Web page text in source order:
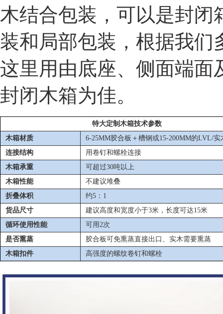
木结合包装，可以是封闭
装和局部包装，根据我们
这里用由底座、侧面端面
封闭木箱为佳。
特大定制木箱技术参数
木箱材质
6-25MM胶合板＋槽钢或15-200MM的LVL/实
连接结构
用卷钉和螺栓连接
木箱承重
可超过30吨以上
木箱性能
不建议堆叠
折叠体积
约5：1
货品尺寸
建议高度和宽度小于3米，长度可达15米
循环使用性能
可用2次
是否熏蒸
胶合板可免熏蒸直接出口、实木需要熏蒸
木箱扣件
高强度的螺纹卷钉和螺栓